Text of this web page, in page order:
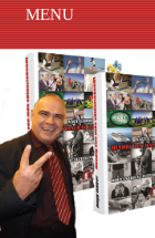
MENU